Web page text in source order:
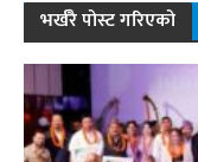
भर्खरै पोस्ट गरिएको